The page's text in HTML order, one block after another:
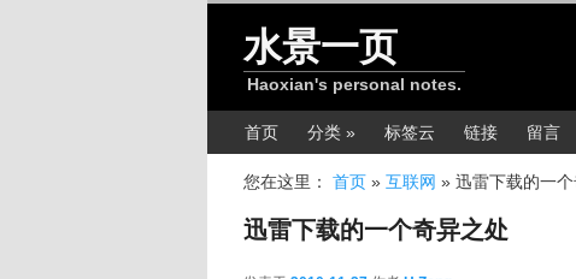
水景一页
Haoxian's personal notes.
主菜单首页 分类 » 标签云 链接 留言
您在这里： 首页 » 互联网 » 迅雷下载的一
迅雷下载的一个奇异之处